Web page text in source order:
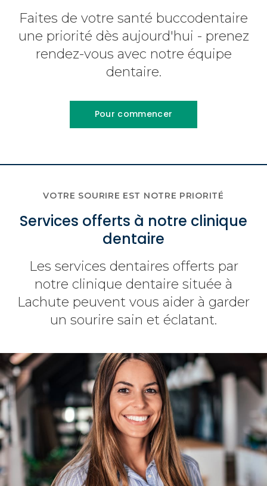
Faites de votre santé buccodentaire
une priorité dès aujourd'hui - prenez
rendez-vous avec notre équipe
dentaire.
Pour commencer
VOTRE SOURIRE EST NOTRE PRIORITÉ
Services offerts à notre clinique
dentaire
Les services dentaires offerts par
notre clinique dentaire située à
Lachute peuvent vous aider à garder
un sourire sain et éclatant.